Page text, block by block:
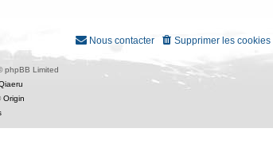
Supprimer les cookies
Nous contacter
phpBB Limited
Origin